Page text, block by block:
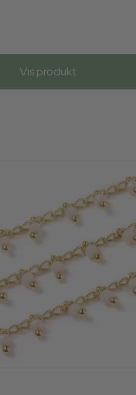
Vis produkt